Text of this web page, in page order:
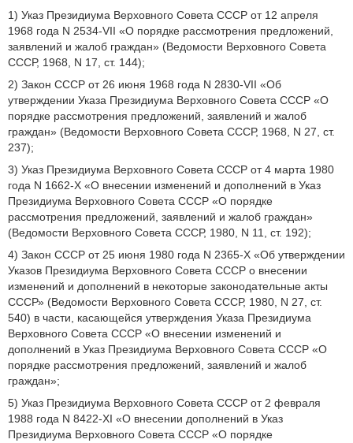
1) Указ Президиума Верховного Совета СССР от 12 апреля
1968 года N 2534-VII «О порядке рассмотрения предложений,
заявлений и жалоб граждан» (Ведомости Верховного Совета
СССР, 1968, N 17, ст. 144);
2) Закон СССР от 26 июня 1968 года N 2830-VII «Об
утверждении Указа Президиума Верховного Совета СССР «О
порядке рассмотрения предложений, заявлений и жалоб
граждан» (Ведомости Верховного Совета СССР, 1968, N 27, ст.
237);
3) Указ Президиума Верховного Совета СССР от 4 марта 1980
года N 1662-X «О внесении изменений и дополнений в Указ
Президиума Верховного Совета СССР «О порядке
рассмотрения предложений, заявлений и жалоб граждан»
(Ведомости Верховного Совета СССР, 1980, N 11, ст. 192);
4) Закон СССР от 25 июня 1980 года N 2365-X «Об утверждении
Указов Президиума Верховного Совета СССР о внесении
изменений и дополнений в некоторые законодательные акты
СССР» (Ведомости Верховного Совета СССР, 1980, N 27, ст.
540) в части, касающейся утверждения Указа Президиума
Верховного Совета СССР «О внесении изменений и
дополнений в Указ Президиума Верховного Совета СССР «О
порядке рассмотрения предложений, заявлений и жалоб
граждан»;
5) Указ Президиума Верховного Совета СССР от 2 февраля
1988 года N 8422-XI «О внесении дополнений в Указ
Президиума Верховного Совета СССР «О порядке